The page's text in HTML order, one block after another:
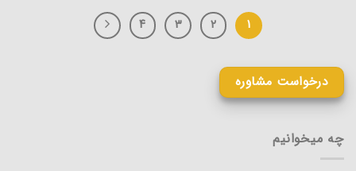
۱ ۲ ۳ ۴
درخواست مشاوره
چه میخوانیم